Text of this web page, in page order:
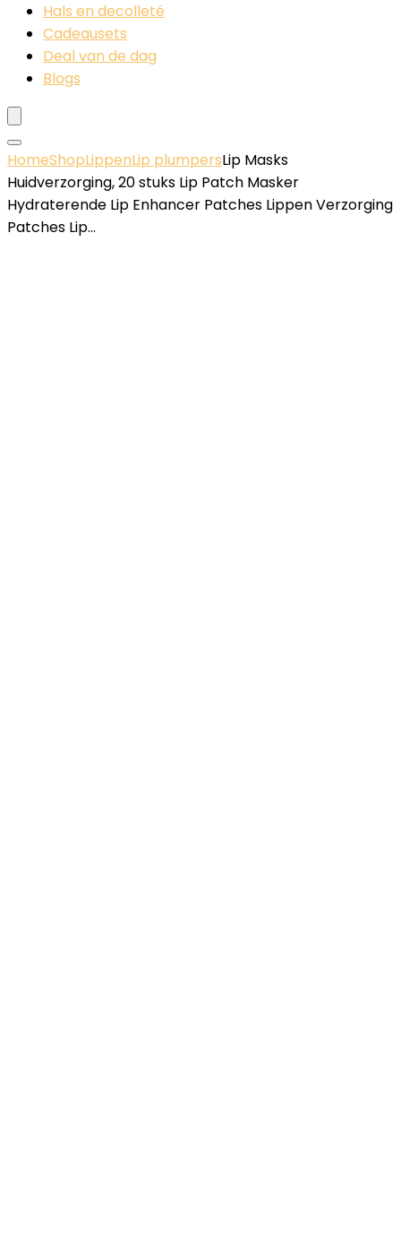
Hals en decolleté
Cadeausets
Deal van de dag
Blogs
HomeShopLippenLip plumpersLip Masks
Huidverzorging, 20 stuks Lip Patch Masker
Hydraterende Lip Enhancer Patches Lippen Verzorging
Patches Lip…